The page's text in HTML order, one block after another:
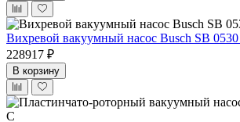
Вихревой вакуумный насос Busch SB
228917 ₽
В корзину